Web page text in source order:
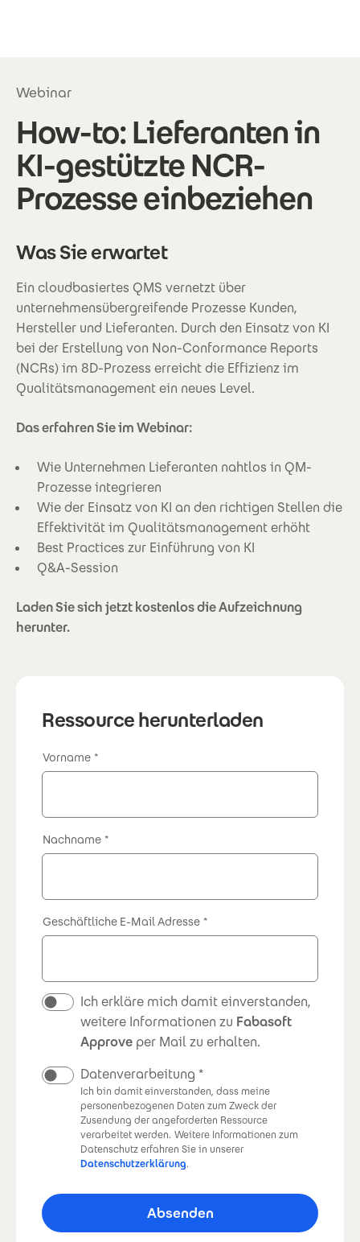
Webinar
How-to: Lieferanten in
KI-gestützte NCR-
Prozesse einbeziehen
Was Sie erwartet
Ein cloudbasiertes QMS vernetzt über
unternehmensübergreifende Prozesse Kunden,
Hersteller und Lieferanten. Durch den Einsatz von KI
bei der Erstellung von Non-Conformance Reports
(NCRs) im 8D-Prozess erreicht die Effizienz im
Qualitätsmanagement ein neues Level.
Das erfahren Sie im Webinar:
Wie Unternehmen Lieferanten nahtlos in QM-
Prozesse integrieren
Wie der Einsatz von KI an den richtigen Stellen die
Effektivität im Qualitätsmanagement erhöht
Best Practices zur Einführung von KI
Q&A-Session
Laden Sie sich jetzt kostenlos die Aufzeichnung
herunter.
Ressource herunterladen
Vorname
Nachname
Geschäftliche E-Mail Adresse
Newsletter
Ich erkläre mich damit einverstanden,
weitere Informationen zu Fabasoft
Approve per Mail zu erhalten.
Datenverarbeitung
Ich bin damit einverstanden, dass meine
personenbezogenen Daten zum Zweck der
Zusendung der angeforderten Ressource
verarbeitet werden. Weitere Informationen zum
Datenschutz erfahren Sie in unserer
Datenschutzerklärung.